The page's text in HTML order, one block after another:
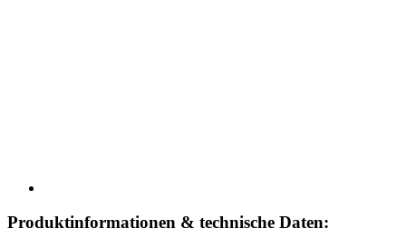
Produktinformationen & technische Daten: